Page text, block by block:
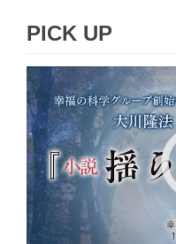
PICK UP